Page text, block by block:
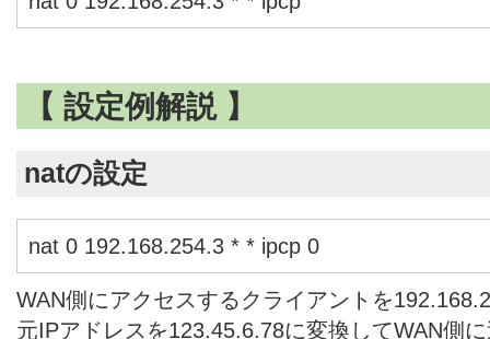
【 設定例解説 】
natの設定
nat 0 192.168.254.3 * * ipcp 0
WAN側にアクセスするクライアントを
元IPアドレスを123.45.6.78に変換してWAN側